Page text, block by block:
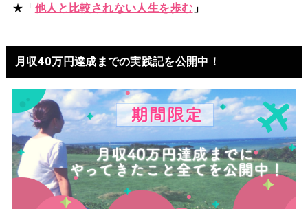
★「他人と比較されない人生を歩む 」
月収40万円達成までの実践記を公開中！